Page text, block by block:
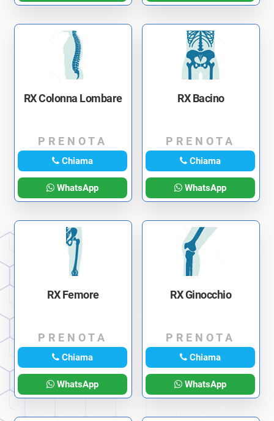
RX Colonna Lombare
PRENOTA
Chiama
WhatsApp
RX Bacino
PRENOTA
Chiama
WhatsApp
RX Femore
PRENOTA
Chiama
WhatsApp
RX Ginocchio
PRENOTA
Chiama
WhatsApp